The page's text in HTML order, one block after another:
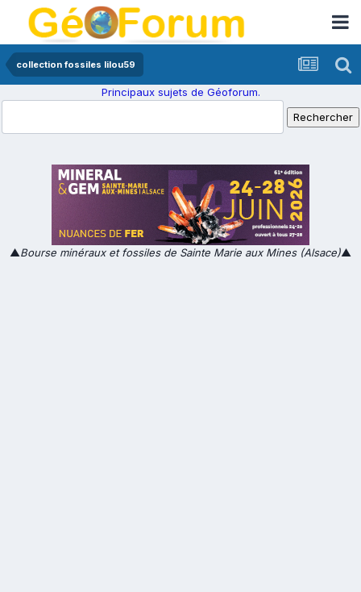
collection fossiles lilou59
Principaux sujets de Géoforum.
▲Bourse minéraux et fossiles de Sainte Marie aux Mines (Alsace)▲